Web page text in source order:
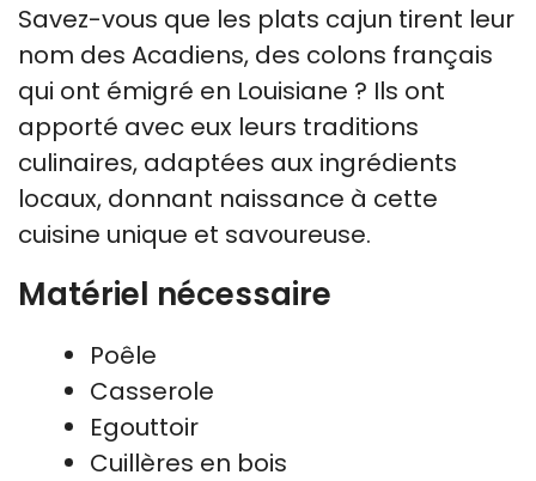
Savez-vous que les plats cajun tirent leur
nom des Acadiens, des colons français
qui ont émigré en Louisiane ? Ils ont
apporté avec eux leurs traditions
culinaires, adaptées aux ingrédients
locaux, donnant naissance à cette
cuisine unique et savoureuse.
Matériel nécessaire
Poêle
Casserole
Egouttoir
Cuillères en bois